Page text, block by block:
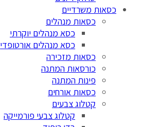
כסאות משרדיים
כסאות מנהלים
כסא מנהלים יוקרתי
כסא מנהלים אורטופדי
כסאות מזכירה
כורסאות המתנה
פינות המתנה
כסאות אורחים
קטלוג צבעים
קטלוג צבעי פורמייקה